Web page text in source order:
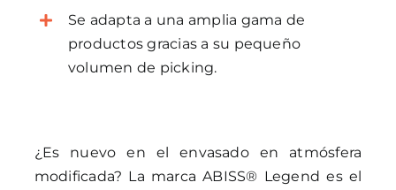
Se adapta a una amplia gama de
productos gracias a su pequeño
volumen de picking.
¿Es nuevo en el envasado en atmósfera
modificada? La marca ABISS® Legend es el